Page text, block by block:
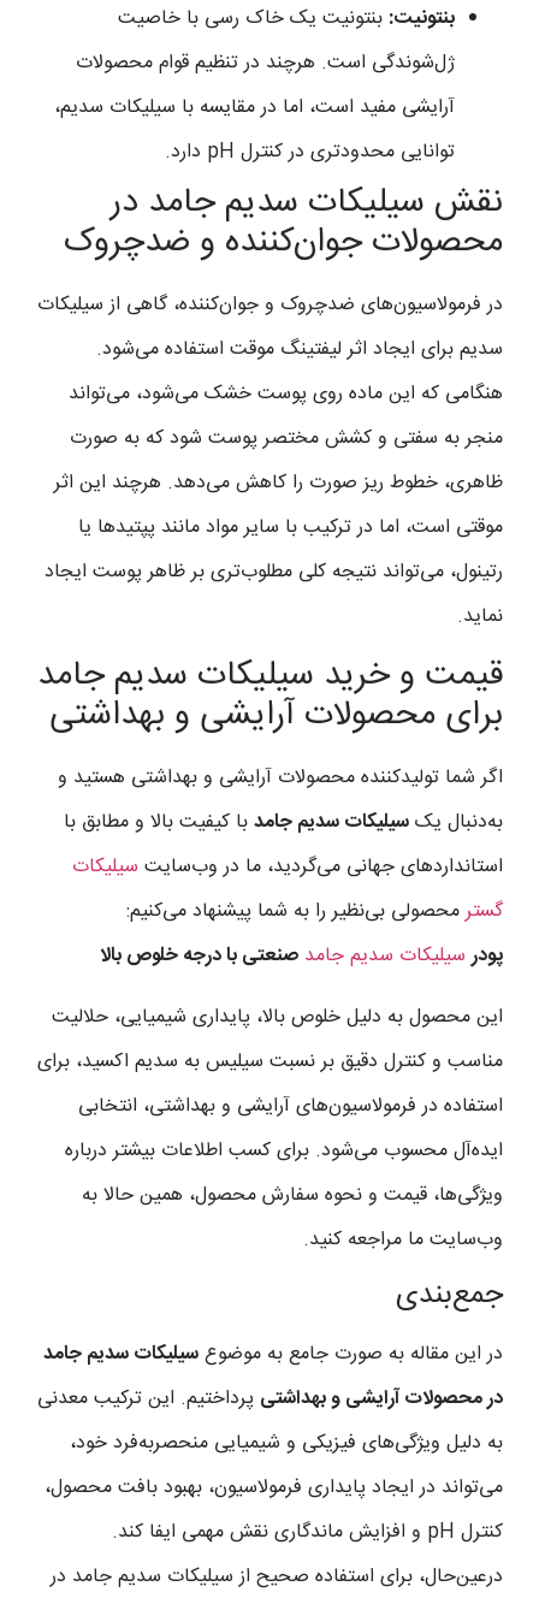
بنتونیت: بنتونیت یک خاک رسی با خاصیت
ژل‌شوندگی است. هرچند در تنظیم قوام محصولات
آرایشی مفید است، اما در مقایسه با سیلیکات سدیم،
توانایی محدودتری در کنترل pH دارد.
نقش سیلیکات سدیم جامد در
محصولات جوان‌کننده و ضدچروک
در فرمولاسیون‌های ضدچروک و جوان‌کننده، گاهی از سیلیکات
سدیم برای ایجاد اثر لیفتینگ موقت استفاده می‌شود.
هنگامی که این ماده روی پوست خشک می‌شود، می‌تواند
منجر به سفتی و کشش مختصر پوست شود که به صورت
ظاهری، خطوط ریز صورت را کاهش می‌دهد. هرچند این اثر
موقتی است، اما در ترکیب با سایر مواد مانند پپتیدها یا
رتینول، می‌تواند نتیجه کلی مطلوب‌تری بر ظاهر پوست ایجاد
نماید.
قیمت و خرید سیلیکات سدیم جامد
برای محصولات آرایشی و بهداشتی
اگر شما تولیدکننده محصولات آرایشی و بهداشتی هستید و
به‌دنبال یکسیلیکات سدیم جامدبا کیفیت بالا و مطابق با
استانداردهای جهانی می‌گردید، ما در وب‌سایت سیلیکات
گسترمحصولی بی‌نظیر را به شما پیشنهاد می‌کنیم:
پودر سیلیکات سدیم جامد صنعتی با درجه خلوص بالا
این محصول به دلیل خلوص بالا، پایداری شیمیایی، حلالیت
مناسب و کنترل دقیق بر نسبت سیلیس به سدیم اکسید، برای
استفاده در فرمولاسیون‌های آرایشی و بهداشتی، انتخابی
ایده‌آل محسوب می‌شود. برای کسب اطلاعات بیشتر درباره
ویژگی‌ها، قیمت و نحوه سفارش محصول، همین حالا به
وب‌سایت ما مراجعه کنید.
جمع‌بندی
در این مقاله به صورت جامع به موضوعسیلیکات سدیم جامد
در محصولات آرایشی و بهداشتی پرداختیم. این ترکیب معدنی
به دلیل ویژگی‌های فیزیکی و شیمیایی منحصربه‌فرد خود،
می‌تواند در ایجاد پایداری فرمولاسیون، بهبود بافت محصول،
کنترل pH و افزایش ماندگاری نقش مهمی ایفا کند.
درعین‌حال، برای استفاده صحیح از سیلیکات سدیم جامد در